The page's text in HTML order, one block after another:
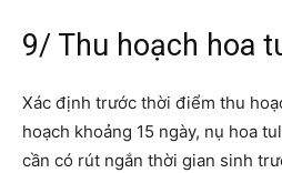
9/ Thu hoạch hoa
Xác định trước thời điểm thu
hoạch khoảng 15 ngày, nụ hoa
cần có rút ngắn thời gian sinh